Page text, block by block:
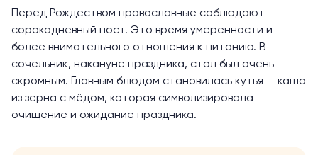
Перед Рождеством православные соблюдают
сорокадневный пост. Это время умеренности и
более внимательного отношения к питанию. В
сочельник, накануне праздника, стол был очень
скромным. Главным блюдом становилась кутья — каша
из зерна с мёдом, которая символизировала
очищение и ожидание праздника.